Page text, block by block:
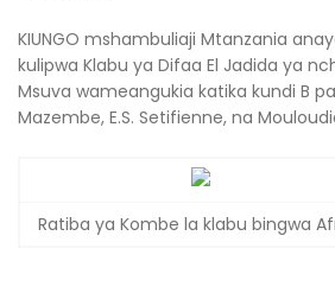
KIUNGO mshambuliaji Mtanzania
kulipwa Klabu ya Difaa El Jadida ya
Msuva wameangukia katika kundi B
Mazembe, E.S. Setifienne, na
Ratiba ya Kombe la klabu bingwa